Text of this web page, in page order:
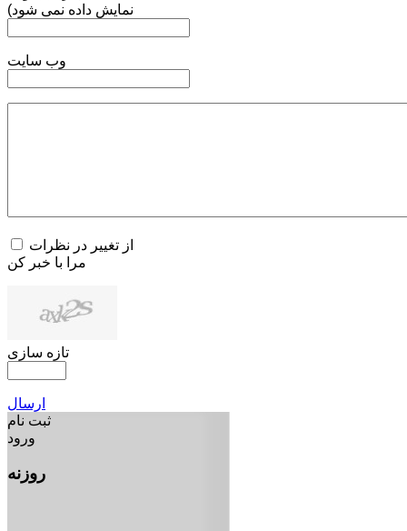
نمایش داده نمی شود)
وب سایت
از تغییر در نظرات
مرا با خبر کن
تازه سازی
ارسال
ثبت نام
ورود
روزنه